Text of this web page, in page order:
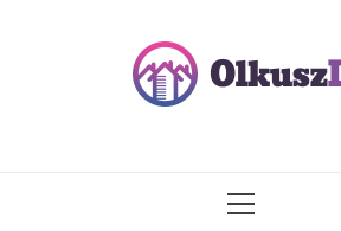
PRIMARY